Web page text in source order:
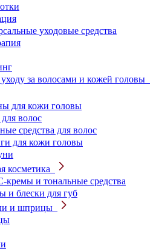
уходовые средства
за волосами и кожей головы
для кожи головы
волос
средства для волос
для кожи головы
косметика
кремы и тональные средства
и блески для губ
и шприцы